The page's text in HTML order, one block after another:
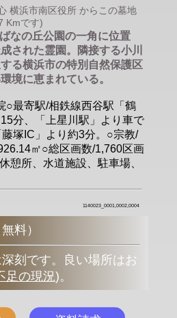
横浜市南区役所 からこの墓地
Kmです)
なの丘公園の一角に位置
された霊園。隣接する小川
る横浜市の特別自然保護区
境に恵まれている。
○最寄駅/相鉄線西谷駅「鶴
分、「上星川駅」より車で
塚IC」より約3分。○宗教/
㎡○総区画数/1,760区画
憩所、水道施設、駐車場、
1140023_0001,0002,0004
料）
刻です。良い場所はお
足の現況)。